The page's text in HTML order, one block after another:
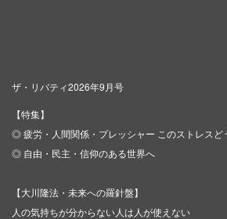
ザ・リバティ2026年9月号
【特集】
◎ 疲労・人間関係・プレッシャー このストレスど
◎ 自由・民主・信仰のある世界へ
【大川隆法・未来への羅針盤】
人の気持ちが分からない人は人が使えない